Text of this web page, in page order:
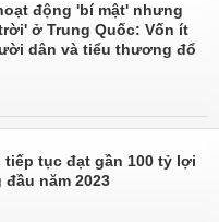
động 'bí mật' nhưng
ở Trung Quốc: Vốn ít
dân và tiểu thương đổ
tiếp tục đạt gần 100 tỷ lợi
năm 2023